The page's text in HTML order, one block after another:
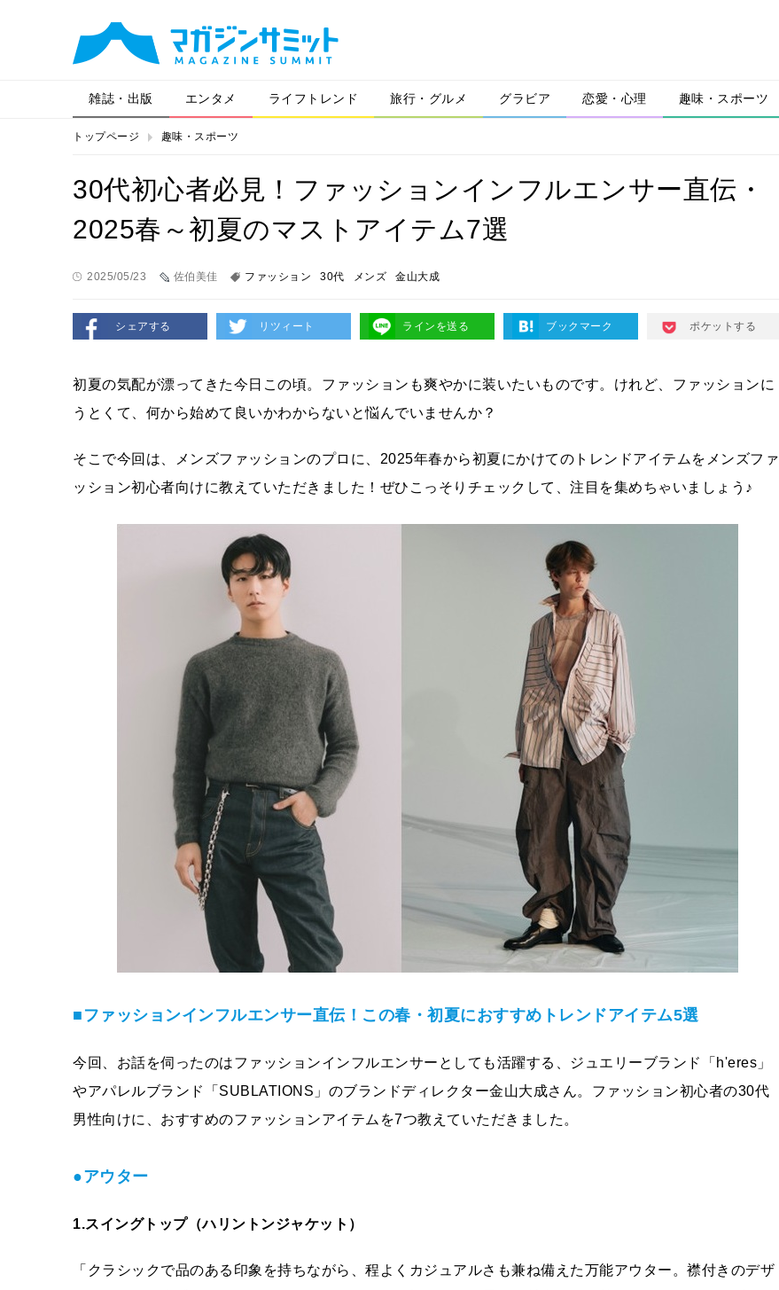
雑誌・出版 エンタメ ライフトレンド 旅行・グルメ グラビア 恋愛・心理 趣味・スポーツ
トップページ 趣味・スポーツ
30代初心者必見！ファッションインフルエンサー直伝・
2025春～初夏のマストアイテム7選
2025/05/23 佐伯美佳 ファッション 30代 メンズ 金山大成
シェアする リツィート ラインを送る ブックマーク ポケットする
初夏の気配が漂ってきた今日この頃。ファッションも爽やかに装いたいものです。けれど、ファッションに
うとくて、何から始めて良いかわからないと悩んでいませんか？
そこで今回は、メンズファッションのプロに、2025年春から初夏にかけてのトレンドアイテムをメンズファ
ッション初心者向けに教えていただきました！ぜひこっそりチェックして、注目を集めちゃいましょう♪
■ファッションインフルエンサー直伝！この春・初夏におすすめトレンドアイテム5選
今回、お話を伺ったのはファッションインフルエンサーとしても活躍する、ジュエリーブランド「h'eres」
やアパレルブランド「SUBLATIONS」のブランドディレクター金山大成さん。ファッション初心者の30代
男性向けに、おすすめのファッションアイテムを7つ教えていただきました。
●アウター
1.スイングトップ（ハリントンジャケット）
「クラシックで品のある印象を持ちながら、程よくカジュアルさも兼ね備えた万能アウター。襟付きのデザ